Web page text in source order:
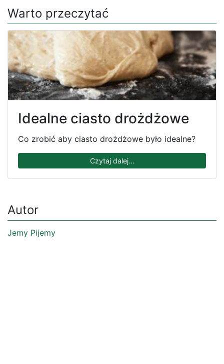
Warto przeczytać
Idealne ciasto drożdżowe
Co zrobić aby ciasto drożdżowe było idealne?
Czytaj dalej...
Autor
Jemy Pijemy